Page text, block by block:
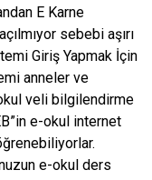
E Karne
sebebi aşırı
Giriş Yapmak İçin
anneler ve
veli bilgilendirme
e-okul internet
e-okul ders